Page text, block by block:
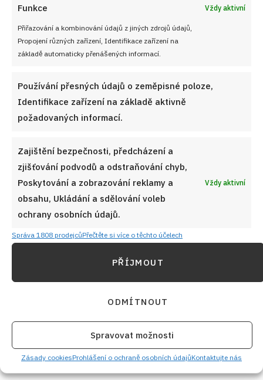
Funkce Vždy aktivní
Přiřazování a kombinování údajů z jiných zdrojů údajů,
Propojení různých zařízení, Identifikace zařízení na
základě automaticky přenášených informací.
Používání přesných údajů o zeměpisné poloze,
Identifikace zařízení na základě aktivně
požadovaných informací.
Zajištění bezpečnosti, předcházení a
zjišťování podvodů a odstraňování chyb,
Poskytování a zobrazování reklamy a
obsahu, Ukládání a sdělování voleb
ochrany osobních údajů.
Vždy aktivní
Správa 1808 prodejcůPřečtěte si více o těchto účelech
PŘÍJMOUT
ODMÍTNOUT
Spravovat možnosti
Zásady cookiesProhlášení o ochraně osobních údajůKontaktujte nás